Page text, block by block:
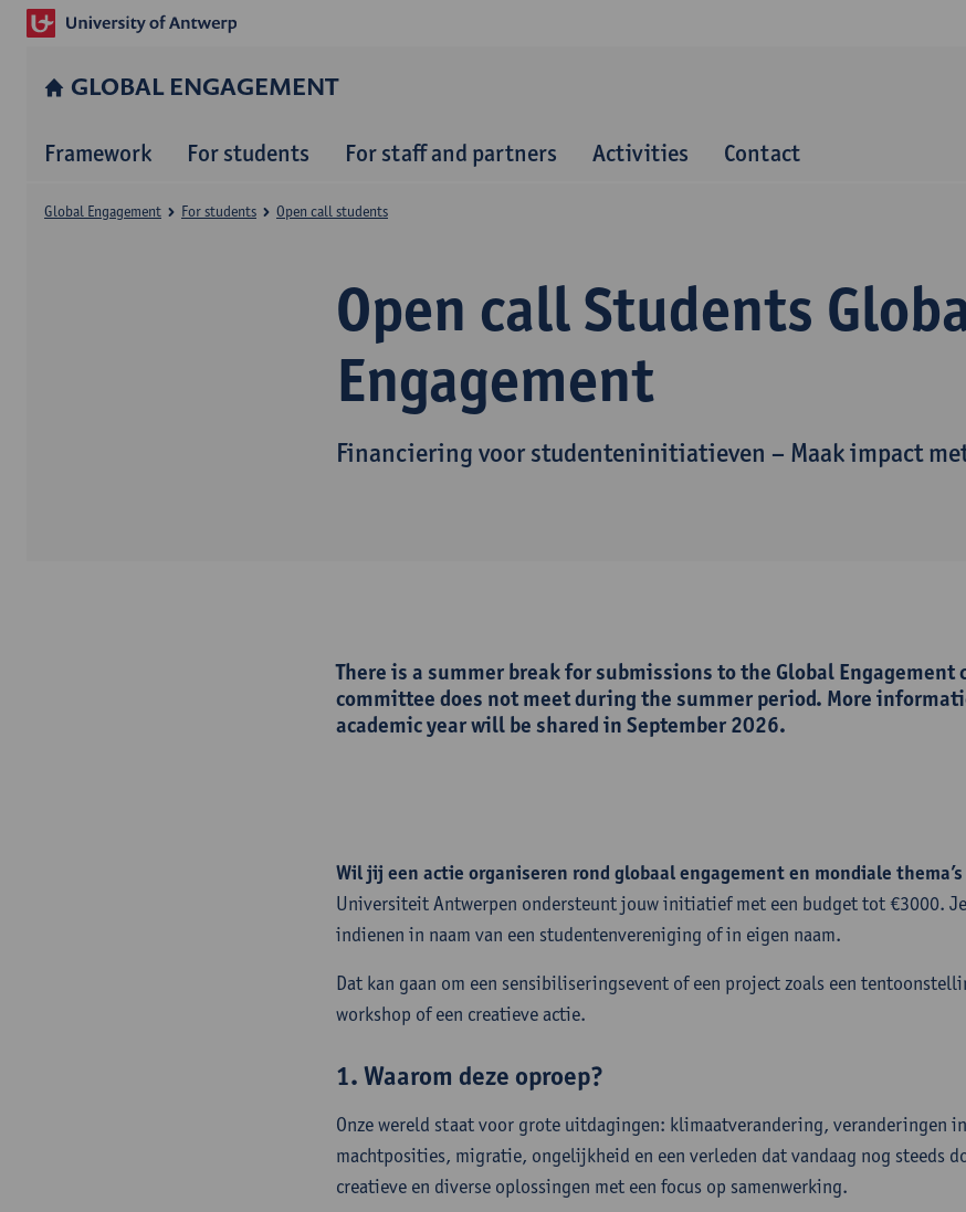
GLOBAL ENGAGEMENT
Framework For students For staff and partners Activities Contact
Open call Students
Engagement
Financiering voor studenteninitiatieven – Maak impact
Global Engagement For students Open call students
There is a summer break for submissions to the Global Engagement
committee does not meet during the summer period. More
academic year will be shared in September 2026.
Wil jij een actie organiseren rond globaal engagement en mondiale
Universiteit Antwerpen ondersteunt jouw initiatief met een budget tot €3000. Je
indienen in naam van een studentenvereniging of in eigen naam.
Dat kan gaan om een sensibiliseringsevent of een project zoals een
workshop of een creatieve actie.
1. Waarom deze oproep?
Onze wereld staat voor grote uitdagingen: klimaatverandering, veranderingen
machtposities, migratie, ongelijkheid en een verleden dat vandaag nog steeds
creatieve en diverse oplossingen met een focus op samenwerking.